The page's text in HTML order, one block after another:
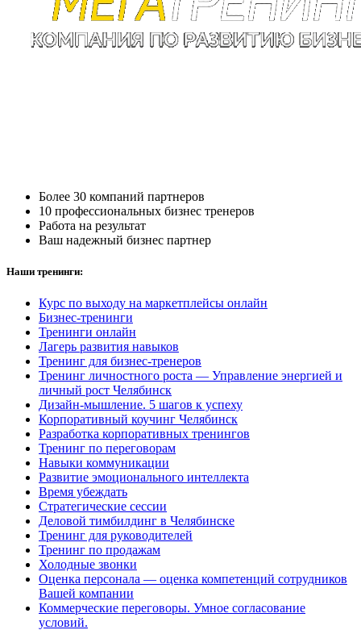
Более 30 компаний партнеров
10 профессиональных бизнес тренеров
Работа на результат
Ваш надежный бизнес партнер
Наши тренинги:
Курс по выходу на маркетплейсы онлайн
Бизнес-тренинги
Тренинги онлайн
Лагерь развития навыков
Тренинг для бизнес-тренеров
Тренинг личностного роста — Управление энергией и
личный рост Челябинск
Дизайн-мышление. 5 шагов к успеху
Корпоративный коучинг Челябинск
Разработка корпоративных тренингов
Тренинг по переговорам
Навыки коммуникации
Развитие эмоционального интеллекта
Время убеждать
Стратегические сессии
Деловой тимбилдинг в Челябинске
Тренинг для руководителей
Тренинг по продажам
Холодные звонки
Оценка персонала — оценка компетенций сотрудников
Вашей компании
Коммерческие переговоры. Умное согласование
условий.